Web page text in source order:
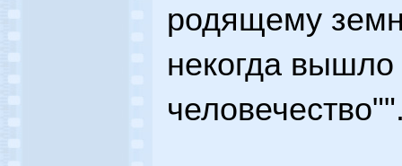
родящему
некогда